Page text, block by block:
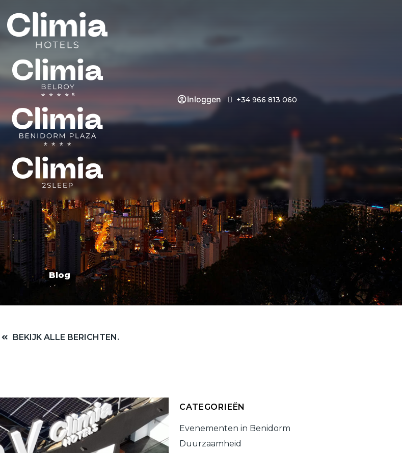
Inloggen +34 966 813 060
Blog
BEKIJK ALLE BERICHTEN.
CATEGORIEËN
Evenementen in Benidorm
Duurzaamheid